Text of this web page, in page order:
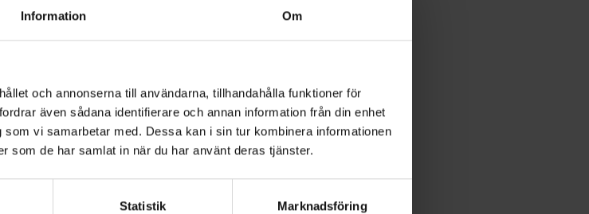
Information Om
och annonserna till användarna, tillhandahålla funktioner för
även sådana identifierare och annan information från din enhet
vi samarbetar med. Dessa kan i sin tur kombinera informationen
som de har samlat in när du har använt deras tjänster.
Statistik Marknadsföring